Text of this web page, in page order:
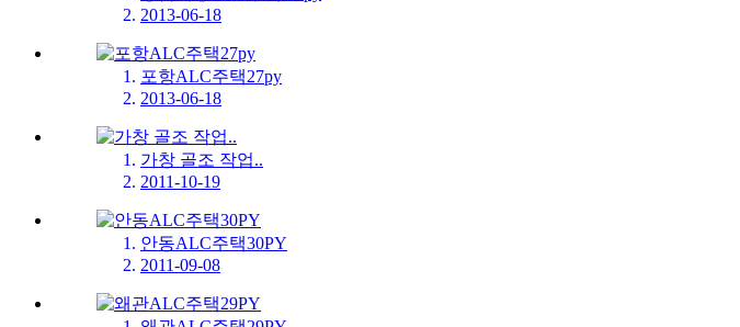
2013-06-18
포항ALC주택27py
2013-06-18
가창 골조 작업..
2011-10-19
안동ALC주택30PY
2011-09-08